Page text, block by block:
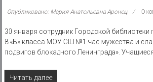
Опубликовано: Мария Анатольевна Аронец 0
30 января сотрудник Городской библиотеки
8 «Б» класса МОУ СШ №1 час мужества и
подвигов блокадного Ленинграда».
Читать далее